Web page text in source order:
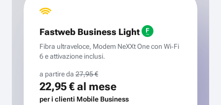
Fastweb Business Light
Fibra ultraveloce, Modem NeXXt One con Wi‑Fi
6 e attivazione inclusi.
a partire da 27,95 €
22,95 €al mese
per i clienti Mobile Business